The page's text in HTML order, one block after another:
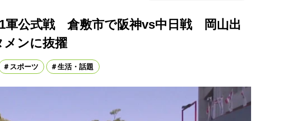
軍公式戦 倉敷市で阪神vs中日戦 岡山出
メンに抜擢
スポーツ 生活・話題